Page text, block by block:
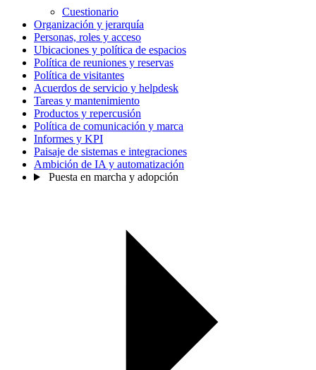
Cuestionario
Organización y jerarquía
Personas, roles y acceso
Ubicaciones y política de espacios
Política de reuniones y reservas
Política de visitantes
Acuerdos de servicio y helpdesk
Tareas y mantenimiento
Productos y repercusión
Política de comunicación y marca
Informes y KPI
Paisaje de sistemas e integraciones
Ambición de IA y automatización
Puesta en marcha y adopción